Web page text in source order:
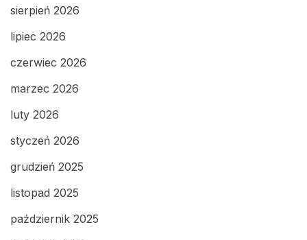
sierpień 2026
lipiec 2026
czerwiec 2026
marzec 2026
luty 2026
styczeń 2026
grudzień 2025
listopad 2025
październik 2025